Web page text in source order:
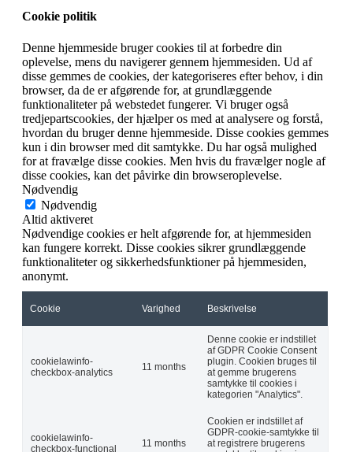
Cookie politik
Denne hjemmeside bruger cookies til at forbedre din
oplevelse, mens du navigerer gennem hjemmesiden. Ud af
disse gemmes de cookies, der kategoriseres efter behov, i din
browser, da de er afgørende for, at grundlæggende
funktionaliteter på webstedet fungerer. Vi bruger også
tredjepartscookies, der hjælper os med at analysere og forstå,
hvordan du bruger denne hjemmeside. Disse cookies gemmes
kun i din browser med dit samtykke. Du har også mulighed
for at fravælge disse cookies. Men hvis du fravælger nogle af
disse cookies, kan det påvirke din browseroplevelse.
Nødvendig
Nødvendig
Altid aktiveret
Nødvendige cookies er helt afgørende for, at hjemmesiden
kan fungere korrekt. Disse cookies sikrer grundlæggende
funktionaliteter og sikkerhedsfunktioner på hjemmesiden,
anonymt.
Cookie Varighed Beskrivelse
cookielawinfo-
checkbox-analytics
11 months
Denne cookie er indstillet
af GDPR Cookie Consent
plugin. Cookien bruges til
at gemme brugerens
samtykke til cookies i
kategorien "Analytics".
cookielawinfo-
checkbox-functional
11 months
Cookien er indstillet af
GDPR-cookie-samtykke til
at registrere brugerens